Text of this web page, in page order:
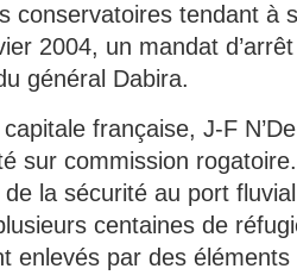
conservatoires tendant à
2004, un mandat
général Dabira.
française, J-F
sur commission
la sécurité au port
centaines de
enlevés par des éléments